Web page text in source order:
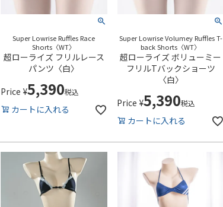
Super Lowrise Ruffles Race
Shorts〈WT〉
超ローライズ フリルレース
パンツ〈白〉
Price ¥5,390税込
カートに入れる
Super Lowrise Volumey Ruffles T-
back Shorts〈WT〉
超ローライズ ボリューミー
フリルTバックショーツ
〈白〉
Price ¥5,390税込
カートに入れる